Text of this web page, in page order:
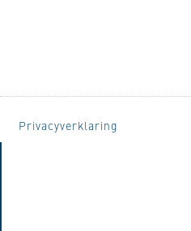
Privacyverklaring